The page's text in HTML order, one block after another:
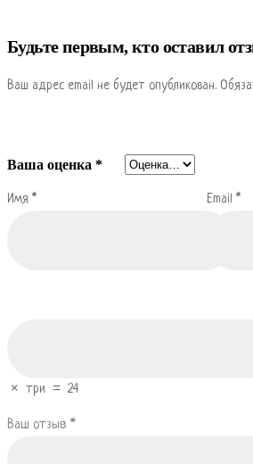
Будьте первым, кто оставил
Ваш адрес email не будет опубликован.
Имя * Email*
× три = 24
Ваша оценка *
Ваш отзыв *